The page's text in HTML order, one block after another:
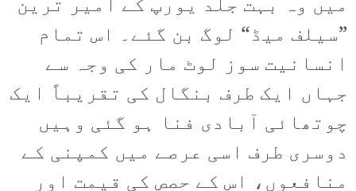
میں وہ بہت جلد یورپ کے امیر ترین
”سیلف میڈ“ لوگ بن گئے۔ اس تمام
انسانیت سوز لوٹ مار کی وجہ سے
جہاں ایک طرف بنگال کی تقریباً ایک
چوتھائی آبادی فنا ہو گئی وہیں
دوسری طرف اسی عرصے میں کمپنی کے
منافعوں، اس کے حصص کی قیمت اور